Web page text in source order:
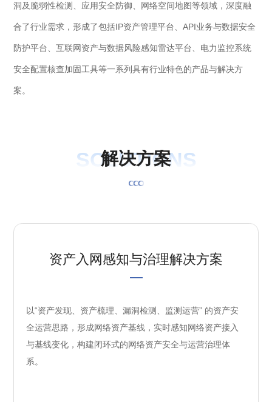
洞及脆弱性检测、应用安全防御、网络空间地图等领域，深度融
合了行业需求，形成了包括IP资产管理平台、API业务与数据安全
防护平台、互联网资产与数据风险感知雷达平台、电力监控系统
安全配置核查加固工具等一系列具有行业特色的产品与解决方
案。
SOLUTIONS
解决方案
资产入网感知与治理解决方案
以“资产发现、资产梳理、漏洞检测、监测运营” 的资产安
全运营思路，形成网络资产基线，实时感知网络资产接入
与基线变化，构建闭环式的网络资产安全与运营治理体
系。